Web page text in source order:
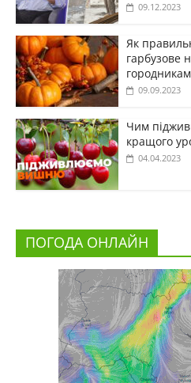
09.12.2023
Як
гарбузове
городникам
09.09.2023
Чим
кращого
04.04.2023
ПОГОДА ОНЛАЙН